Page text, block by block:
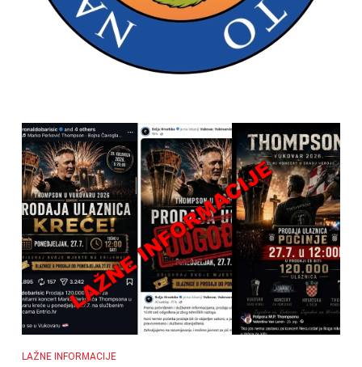
LAŽNE INFORMACIJE